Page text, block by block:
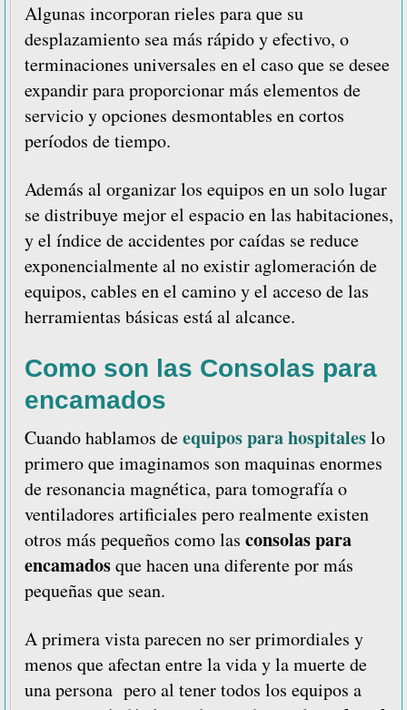
Algunas incorporan rieles para que su
desplazamiento sea más rápido y efectivo, o
terminaciones universales en el caso que se desee
expandir para proporcionar más elementos de
servicio y opciones desmontables en cortos
períodos de tiempo.
Además al organizar los equipos en un solo lugar
se distribuye mejor el espacio en las habitaciones,
y el índice de accidentes por caídas se reduce
exponencialmente al no existir aglomeración de
equipos, cables en el camino y el acceso de las
herramientas básicas está al alcance.
Como son las Consolas para
encamados
Cuando hablamos deequipos para hospitaleslo
primero que imaginamos son maquinas enormes
de resonancia magnética, para tomografía o
ventiladores artificiales pero realmente existen
otros más pequeños como las consolas para
encamadosque hacen una diferente por más
pequeñas que sean.
A primera vista parecen no ser primordiales y
menos que afectan entre la vida y la muerte de
una persona pero al tener todos los equipos a